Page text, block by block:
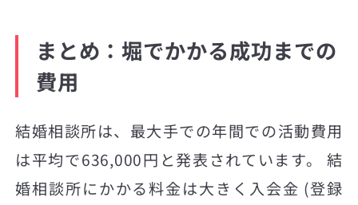
まとめ：堀でかかる成功までの
費用
結婚相談所は、最大手での年間での活動費用
は平均で636,000円と発表されています。 結
婚相談所にかかる料金は大きく入会金 (登録